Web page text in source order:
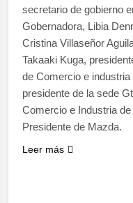
secretario de gobierno
Gobernadora, Libia
Cristina Villaseñor
Takaaki Kuga,
de Comercio e
presidente de la sede
Comercio e Industria
Presidente de Mazda.
Leer más